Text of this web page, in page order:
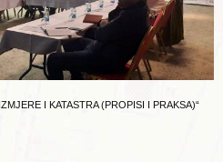
I KATASTRA (PROPISI I PRAKSA)“